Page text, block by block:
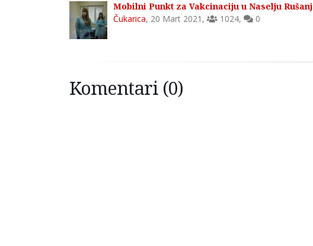
Mobilni Punkt za Vakcinaciju u Naselju Rušanj
Čukarica, 20 Mart 2021 , 1024, 0
Komentari (0)